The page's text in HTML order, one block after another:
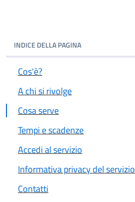
INDICE DELLA PAGINA
Cos'è?
A chi si rivolge
Cosa serve
Tempi e scadenze
Accedi al servizio
Informativa privacy del servizio
Contatti